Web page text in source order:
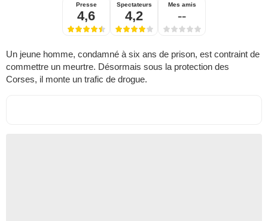
Presse
4,6
Spectateurs
4,2
Mes amis
--
Un jeune homme, condamné à six ans de prison, est contraint de
commettre un meurtre. Désormais sous la protection des
Corses, il monte un trafic de drogue.